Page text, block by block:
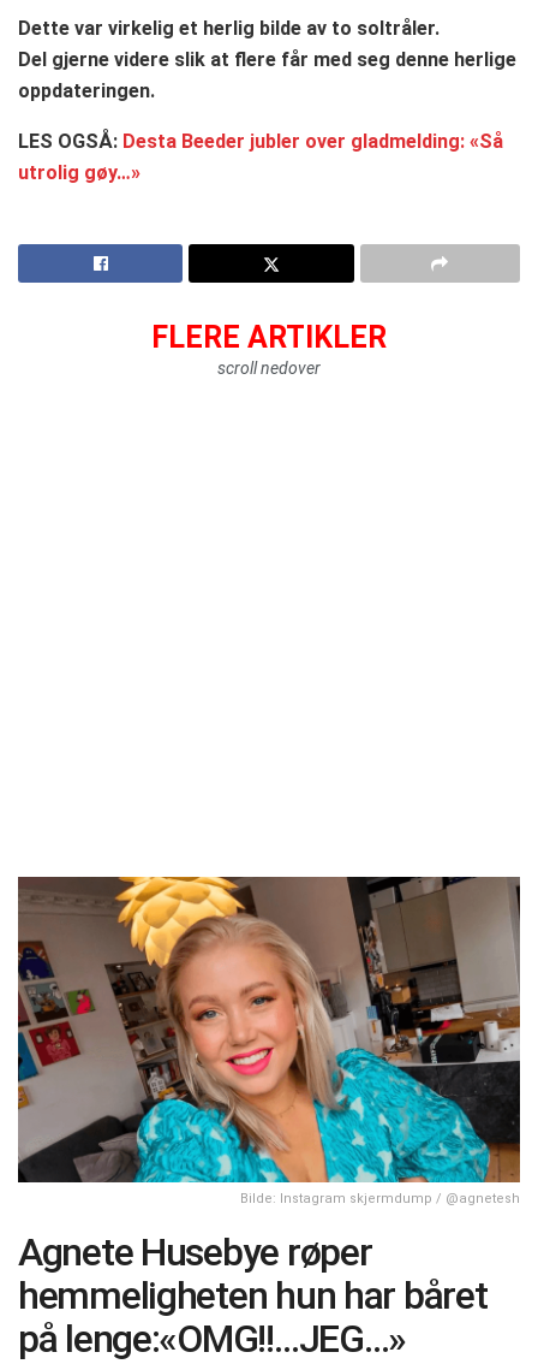
Dette var virkelig et herlig bilde av to soltråler.
Del gjerne videre slik at flere får med seg denne herlige
oppdateringen.
LES OGSÅ: Desta Beeder jubler over gladmelding: «Så
utrolig gøy…»
FLERE ARTIKLER
scroll nedover
Bilde: Instagram skjermdump / @agnetesh
Agnete Husebye røper
hemmeligheten hun har båret
på lenge:«OMG!!…JEG…»